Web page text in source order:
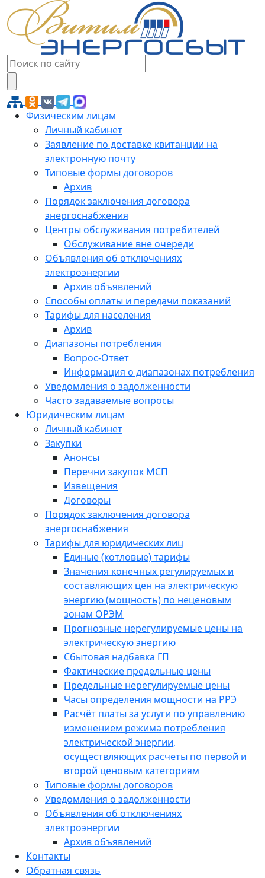
Физическим лицам
Личный кабинет
Заявление по доставке квитанции на
электронную почту
Типовые формы договоров
Архив
Порядок заключения договора
энергоснабжения
Центры обслуживания потребителей
Обслуживание вне очереди
Объявления об отключениях
электроэнергии
Архив объявлений
Способы оплаты и передачи показаний
Тарифы для населения
Архив
Диапазоны потребления
Вопрос-Ответ
Информация о диапазонах потребления
Уведомления о задолженности
Часто задаваемые вопросы
Юридическим лицам
Личный кабинет
Закупки
Анонсы
Перечни закупок МСП
Извещения
Договоры
Порядок заключения договора
энергоснабжения
Тарифы для юридических лиц
Единые (котловые) тарифы
Значения конечных регулируемых и
составляющих цен на электрическую
энергию (мощность) по неценовым
зонам ОРЭМ
Прогнозные нерегулируемые цены на
электрическую энергию
Сбытовая надбавка ГП
Фактические предельные цены
Предельные нерегулируемые цены
Часы определения мощности на РРЭ
Расчёт платы за услуги по управлению
изменением режима потребления
электрической энергии,
осуществляющих расчеты по первой и
второй ценовым категориям
Типовые формы договоров
Уведомления о задолженности
Объявления об отключениях
электроэнергии
Архив объявлений
Контакты
Обратная связь